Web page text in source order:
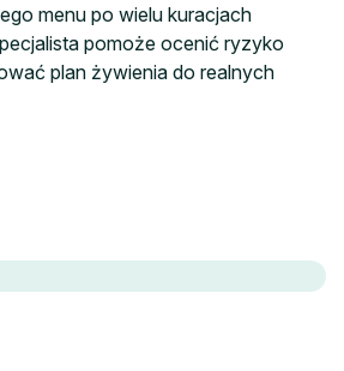
menu po wielu kuracjach
pomoże ocenić ryzyko
plan żywienia do realnych